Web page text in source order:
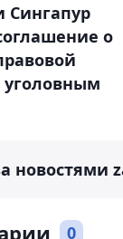
Сингапур
о
новостями
0